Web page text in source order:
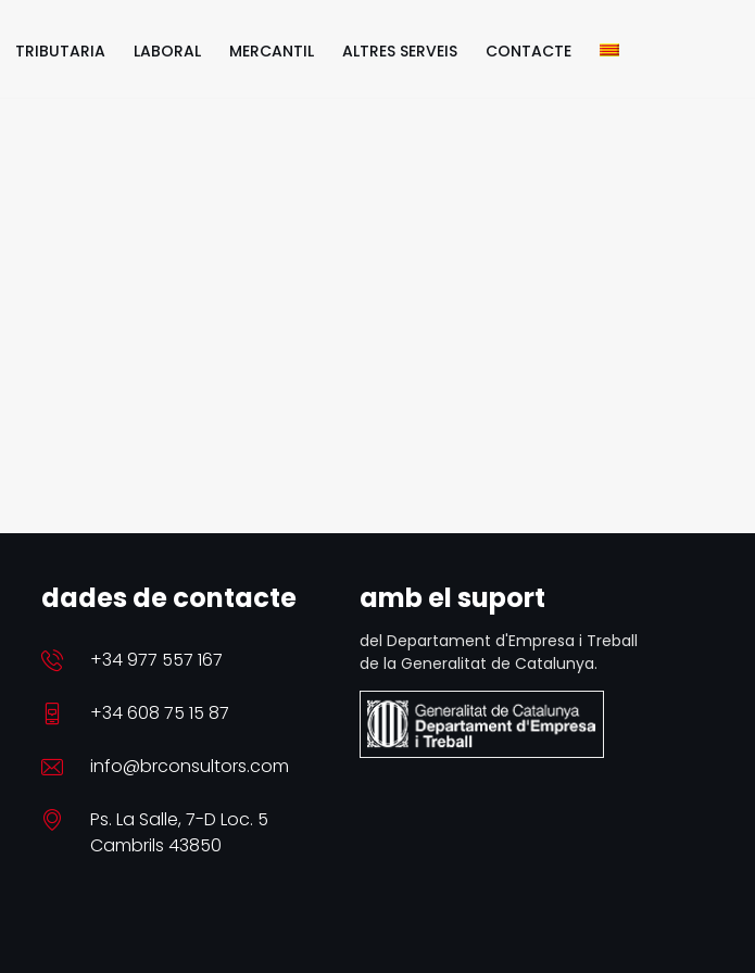
TRIBUTARIA LABORAL MERCANTIL ALTRES SERVEIS CONTACTE
dades de contacte
+34 977 557 167
+34 608 75 15 87
info@brconsultors.com
Ps. La Salle, 7-D Loc. 5
Cambrils 43850
amb el suport
del Departament d'Empresa i Treball
de la Generalitat de Catalunya.